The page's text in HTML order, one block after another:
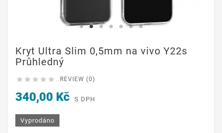
Kryt Ultra Slim 0,5mm na vivo Y22s
Průhledný
     REVIEW (0)
340,00 Kč S DPH
Vyprodáno